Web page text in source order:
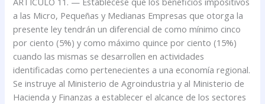
a las Micro, Pequeñas y Medianas Empresas que otorga la
presente ley tendrán un diferencial de como mínimo cinco
por ciento (5%) y como máximo quince por ciento (15%)
cuando las mismas se desarrollen en actividades
identificadas como pertenecientes a una economía regional.
Se instruye al Ministerio de Agroindustria y al Ministerio de
Hacienda y Finanzas a establecer el alcance de los sectores